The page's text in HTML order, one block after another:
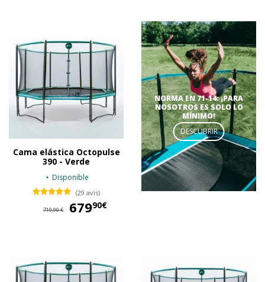
Cama elástica Octopulse
390 - Verde
Disponible
(29 avis)
719,90 € 67990€
NORMA EN 71-14: ¡PARA
NOSOTROS ES SOLO LO
MÍNIMO!
DESCUBRIR